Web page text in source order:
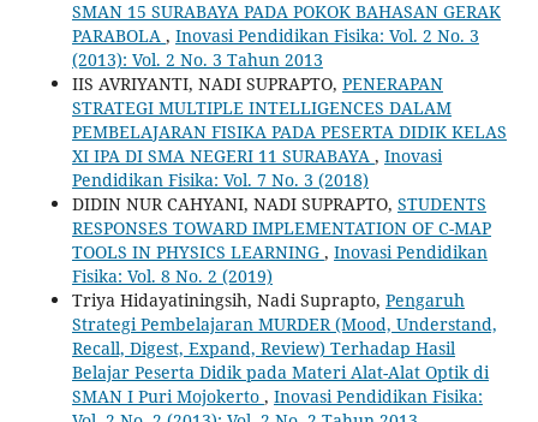
SMAN 15 SURABAYA PADA POKOK BAHASAN GERAK
PARABOLA , Inovasi Pendidikan Fisika: Vol. 2 No. 3
(2013): Vol. 2 No. 3 Tahun 2013
IIS AVRIYANTI, NADI SUPRAPTO, PENERAPAN
STRATEGI MULTIPLE INTELLIGENCES DALAM
PEMBELAJARAN FISIKA PADA PESERTA DIDIK KELAS
XI IPA DI SMA NEGERI 11 SURABAYA , Inovasi
Pendidikan Fisika: Vol. 7 No. 3 (2018)
DIDIN NUR CAHYANI, NADI SUPRAPTO, STUDENTS
RESPONSES TOWARD IMPLEMENTATION OF C-MAP
TOOLS IN PHYSICS LEARNING , Inovasi Pendidikan
Fisika: Vol. 8 No. 2 (2019)
Triya Hidayatiningsih, Nadi Suprapto, Pengaruh
Strategi Pembelajaran MURDER (Mood, Understand,
Recall, Digest, Expand, Review) ‎Terhadap Hasil
Belajar Peserta Didik pada Materi Alat-Alat Optik di
SMAN I Puri Mojokerto , Inovasi Pendidikan Fisika: